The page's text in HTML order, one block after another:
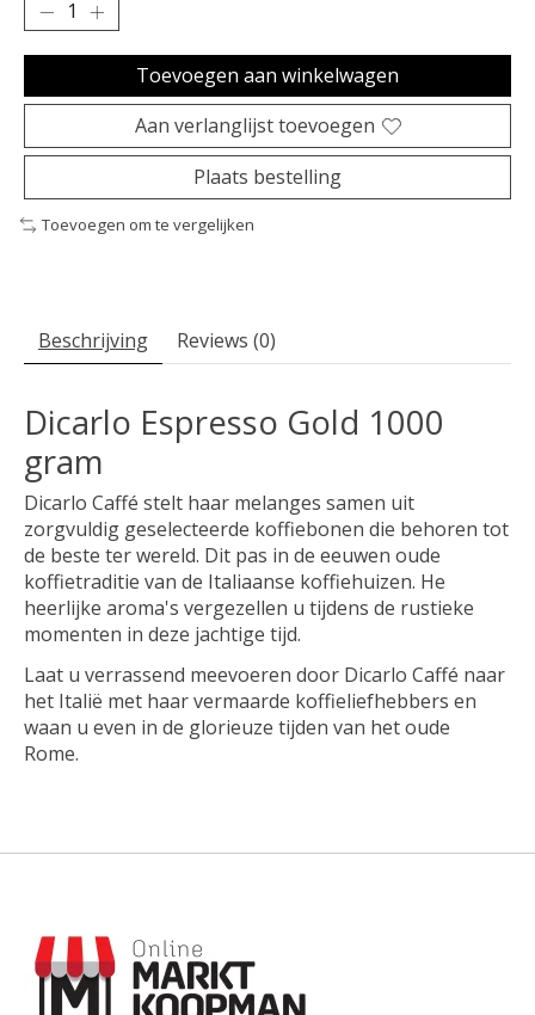
Toevoegen aan winkelwagen
Aan verlanglijst toevoegen
Plaats bestelling
Toevoegen om te vergelijken
Beschrijving Reviews (0)
Dicarlo Espresso Gold 1000
gram
Dicarlo Caffé stelt haar melanges samen uit
zorgvuldig geselecteerde koffiebonen die behoren tot
de beste ter wereld. Dit pas in de eeuwen oude
koffietraditie van de Italiaanse koffiehuizen. He
heerlijke aroma's vergezellen u tijdens de rustieke
momenten in deze jachtige tijd.
Laat u verrassend meevoeren door Dicarlo Caffé naar
het Italië met haar vermaarde koffieliefhebbers en
waan u even in de glorieuze tijden van het oude
Rome.